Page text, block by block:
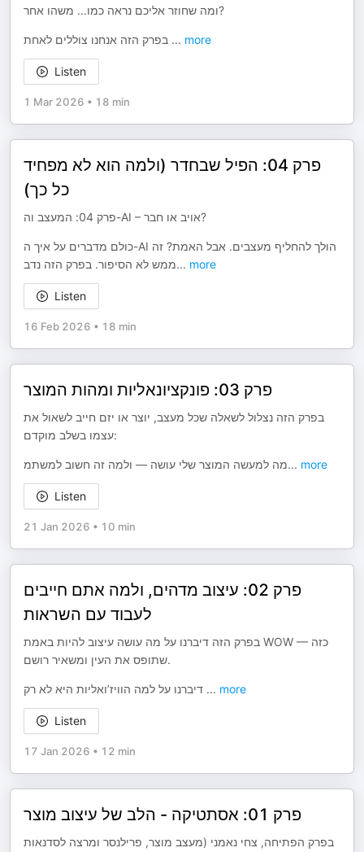
ומה שחוזר אליכם נראה כמו... משהו אחר?
... more
Listen
1 Mar 2026 • 18 min
פרק 04: הפיל שבחדר (ולמה הוא לא מפחיד
כל כך)
פרק 04: המעצב וה-AI – אויב או חבר?
כולם מדברים על איך ה-AI הולך להחליף מעצבים. אבל האמת? זה
ממש לא הסיפור. בפרק הזה נדב... more
Listen
16 Feb 2026 • 18 min
פרק 03: פונקציונאליות ומהות המוצר
בפרק הזה נצלול לשאלה שכל מעצב, יוצר או יזם חייב לשאול את
עצמו בשלב מוקדם:
מה למעשה המוצר שלי עושה — ולמה זה חשוב למשתמ... more
Listen
21 Jan 2026 • 10 min
פרק 02: עיצוב מדהים, ולמה אתם חייבים
לעבוד עם השראות
בפרק הזה דיברנו על מה עושה עיצוב להיות באמת WOW — כזה
שתופס את העין ומשאיר רושם.
... more
Listen
17 Jan 2026 • 12 min
פרק 01: אסתטיקה - הלב של עיצוב מוצר
בפרק הפתיחה, צחי נאמני (מעצב מוצר, פרילנסר ומרצה לסדנאות